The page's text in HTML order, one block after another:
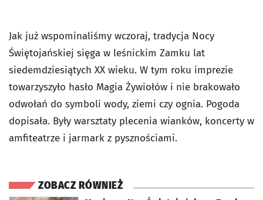
Jak już wspominaliśmy wczoraj, tradycja Nocy
Świętojańskiej sięga w leśnickim Zamku lat
siedemdziesiątych XX wieku. W tym roku imprezie
towarzyszyło hasło Magia Żywiołów i nie brakowało
odwołań do symboli wody, ziemi czy ognia. Pogoda
dopisała. Były warsztaty plecenia wianków, koncerty w
amfiteatrze i jarmark z pysznościami.
ZOBACZ RÓWNIEŻ